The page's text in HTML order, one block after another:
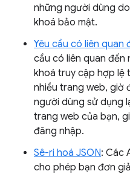
những người dùng
khoá bảo mật.
Yêu cầu có liên quan
cầu có liên quan đến
khoá truy cập hợp lệ
nhiều trang web, giờ
người dùng sử dụng
trang web của bạn,
đăng nhập.
Sê-ri hoá JSON: Các
cho phép bạn đơn